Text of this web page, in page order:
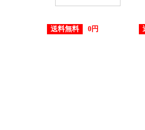
送料無料 0円